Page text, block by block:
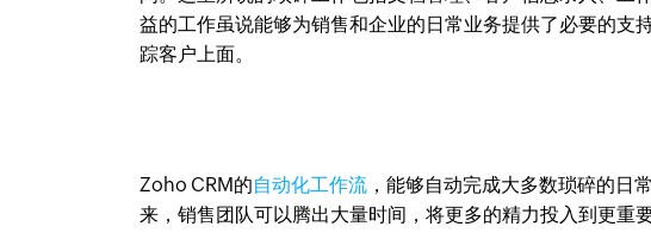
益的工作虽说能够为销售和企业的日常业务提供了必要的支
踪客户上面。
Zoho CRM的自动化工作流 ，能够自动完成大多数琐碎的日
来，销售团队可以腾出大量时间，将更多的精力投入到更重